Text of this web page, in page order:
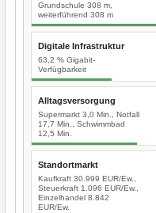
Grundschule 308 m,
weiterführend 308 m
Digitale Infrastruktur
63,2 % Gigabit-
Verfügbarkeit
Alltagsversorgung
Supermarkt 3,0 Min., Notfall
17,7 Min., Schwimmbad
12,5 Min.
Standortmarkt
Kaufkraft 30.999 EUR/Ew.,
Steuerkraft 1.096 EUR/Ew.,
Einzelhandel 8.842
EUR/Ew.